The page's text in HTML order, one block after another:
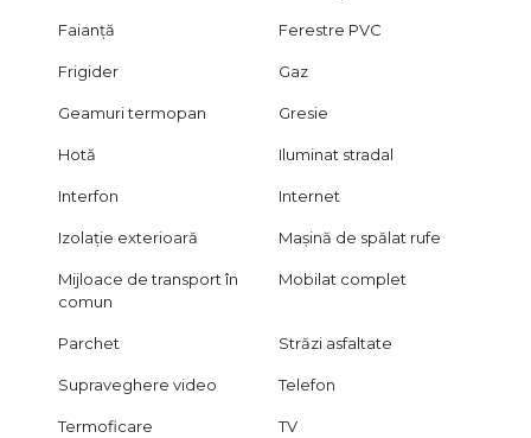
Faianță Ferestre PVC
Frigider Gaz
Geamuri termopan Gresie
Hotă Iluminat stradal
Interfon Internet
Izolație exterioară Mașină de spălat rufe
Mijloace de transport în
comun
Mobilat complet
Parchet Străzi asfaltate
Supraveghere video Telefon
Termoficare TV